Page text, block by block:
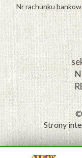
Nr rachunku
Strony